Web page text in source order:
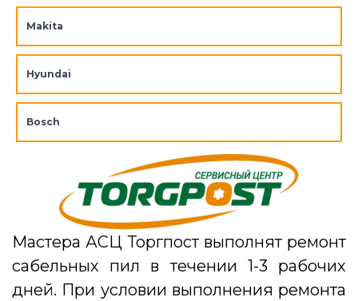
Makita
Hyundai
Bosch
Мастера АСЦ Торгпост выполнят ремонт
сабельных пил в течении 1-3 рабочих
дней. При условии выполнения ремонта